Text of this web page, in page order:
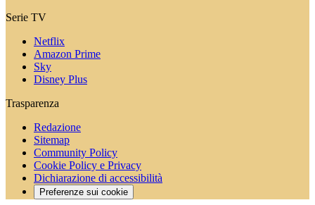
Serie TV
Netflix
Amazon Prime
Sky
Disney Plus
Trasparenza
Redazione
Sitemap
Community Policy
Cookie Policy e Privacy
Dichiarazione di accessibilità
Preferenze sui cookie